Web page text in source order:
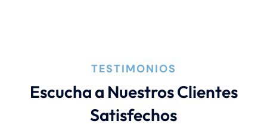
TESTIMONIOS
Escucha a Nuestros Clientes
Satisfechos